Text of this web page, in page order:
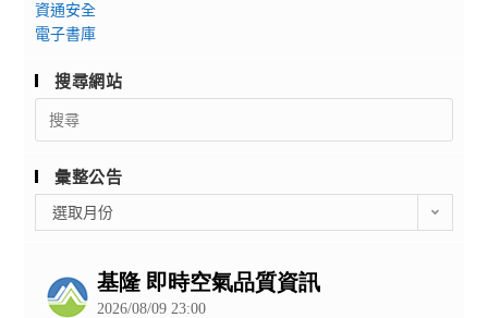
資通安全
電子書庫
搜尋網站
Search
for:
彙整公告
整
選取月份